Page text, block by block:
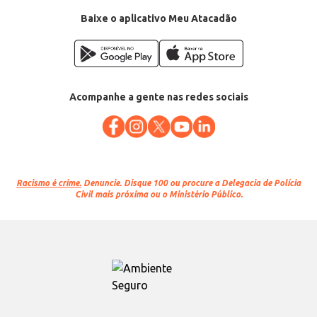
Baixe o aplicativo Meu Atacadão
Acompanhe a gente nas redes sociais
Racismo é crime. Denuncie. Disque 100 ou procure a Delegacia de Polícia
Civil mais próxima ou o Ministério Público.